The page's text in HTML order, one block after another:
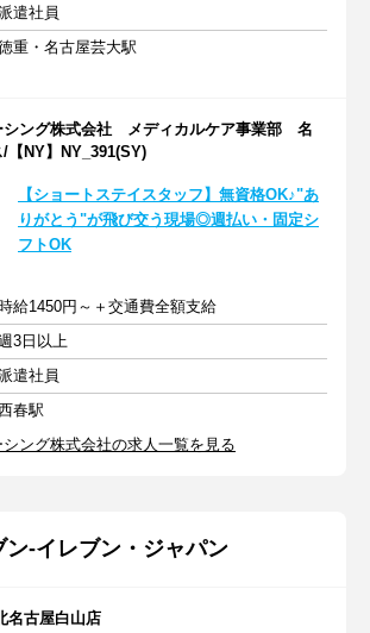
遣社員
重・名古屋芸大駅
シング株式会社 メディカルケア事業部 名
【NY】NY_391(SY)
【ショートステイスタッフ】無資格OK♪"あ
りがとう"が飛び交う現場◎週払い・固定シ
フトOK
給1450円～＋交通費全額支給
3日以上
遣社員
春駅
シング株式会社の求人一覧を見る
ン-イレブン・ジャパン
名古屋白山店